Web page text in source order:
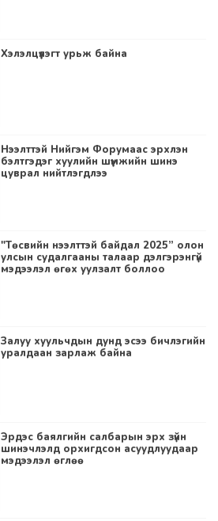
Хэлэлцүүлэгт урьж байна
Нээлттэй Нийгэм Форумаас эрхлэн
бэлтгэдэг хуулийн шүүмжийн шинэ
цуврал нийтлэгдлээ
"Төсвийн нээлттэй байдал 2025” олон
улсын судалгааны талаар дэлгэрэнгүй
мэдээлэл өгөх уулзалт боллоо
Залуу хуульчдын дунд эсээ бичлэгийн
уралдаан зарлаж байна
Эрдэс баялгийн салбарын эрх зүйн
шинэчлэлд орхигдсон асуудлуудаар
мэдээлэл өглөө